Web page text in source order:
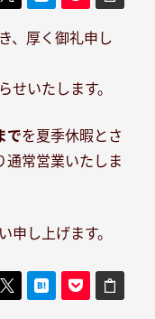
、厚く御礼申し
せいたします。
でを夏季休暇とさ
通常営業いたしま
申し上げます。